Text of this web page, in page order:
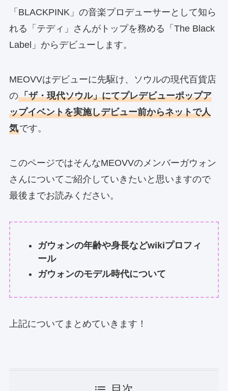
「BLACKPINK」の音楽プロデューサーとして知ら
れる「テディ」さんがトップを務める「The Black
Label」からデビューします。
MEOVVはデビューに先駆け、ソウルの現代百貨店
の「ザ・現代ソウル」にてプレデビューポップア
ップイベントを実施しデビュー前からネットで人
気です。
このページではそんなMEOVVのメンバーガウォン
さんについてご紹介していきたいと思いますので
最後までお読みください。
ガウォンの年齢や身長などwikiプロフィ
ール
ガウォンのモデル時代について
上記についてまとめていきます！